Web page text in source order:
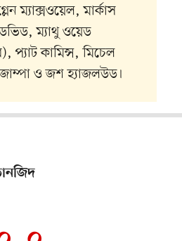
ম্যাক্সওয়েল, মার্কাস
ম্যাথু ওয়েড
প্যাট কামিন্স, মিচেল
জাম্পা ও জশ হ্যাজলউড।